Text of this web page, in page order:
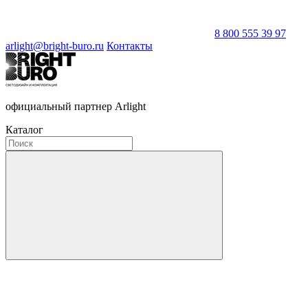
8 800 555 39 97
arlight@bright-buro.ru Контакты
официальный партнер Arlight
Каталог